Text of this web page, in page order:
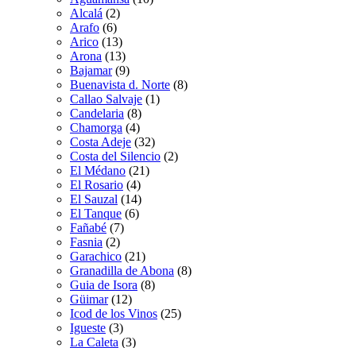
Alcalá (2)
Arafo (6)
Arico (13)
Arona (13)
Bajamar(9)
Buenavista d. Norte (8)
Callao Salvaje (1)
Candelaria (8)
Chamorga (4)
Costa Adeje (32)
Costa del Silencio (2)
El Médano (21)
El Rosario (4)
El Sauzal (14)
El Tanque (6)
Fañabé (7)
Fasnia (2)
Garachico (21)
Granadilla de Abona (8)
Guia de Isora (8)
Güimar(12)
Icod de los Vinos (25)
Igueste (3)
La Caleta (3)